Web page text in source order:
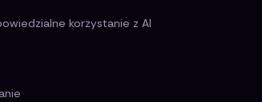
korzystanie z AI